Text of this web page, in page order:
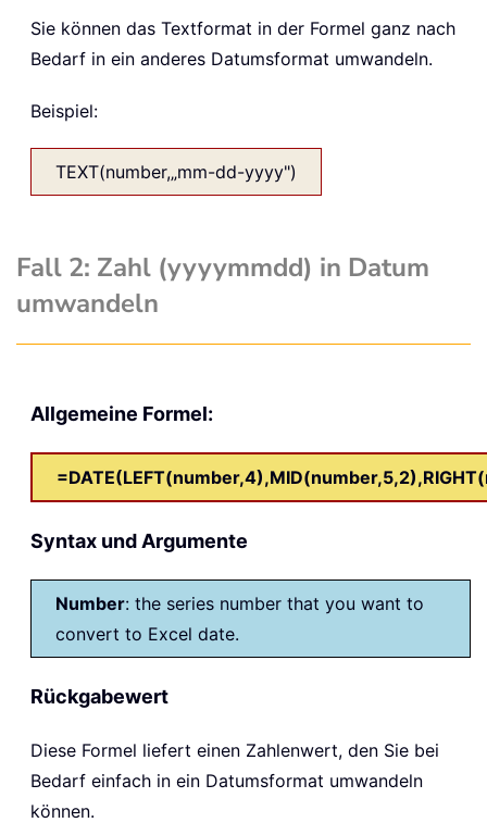
Sie können das Textformat in der Formel ganz nach
Bedarf in ein anderes Datumsformat umwandeln.
Beispiel:
TEXT(number,„mm-dd-yyyy")
Fall 2: Zahl (yyyymmdd) in Datum
umwandeln
Allgemeine Formel:
Syntax und Argumente
Number: the series number that you want to
convert to Excel date.
Rückgabewert
Diese Formel liefert einen Zahlenwert, den Sie bei
Bedarf einfach in ein Datumsformat umwandeln
können.